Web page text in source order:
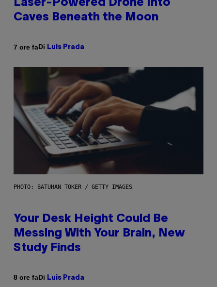
Laser-Powered Drone Into
Caves Beneath the Moon
7 ore faDi Luis Prada
PHOTO: BATUHAN TOKER / GETTY IMAGES
Your Desk Height Could Be
Messing With Your Brain, New
Study Finds
8 ore faDi Luis Prada